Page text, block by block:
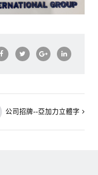
公司招牌--亞加力立體字